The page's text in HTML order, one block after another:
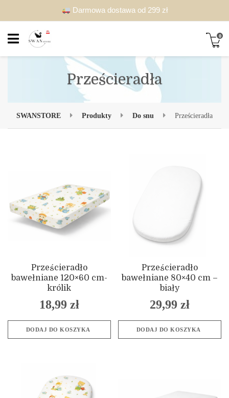
Darmowa dostawa od 299 zł
0
Prześcieradła
SWANSTORE Produkty Do snu Prześcieradła
Prześcieradło
bawełniane 120×60 cm-
królik
18,99 zł
DODAJ DO KOSZYKA
Prześcieradło
bawełniane 80×40 cm –
biały
29,99 zł
DODAJ DO KOSZYKA